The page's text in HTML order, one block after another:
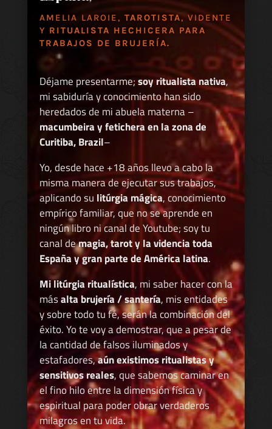
AMELIA LAROIE, TAROTISTA, VIDENTE
Y RITUALISTA HECHICERA PARA
TRABAJOS DE BRUJERÍA.
Déjame presentarme;soy ritualista nativa,
mi sabiduría y conocimiento han sido
heredados de mi abuela materna –
macumbeira y fetichera en la zona de
Curitiba, Brazil–
Yo, desde hace +18 años llevo a cabo la
misma manera de ejecutar sus trabajos,
aplicando su litúrgia mágica, conocimiento
empírico familiar, que no se aprende en
ningún libro ni canal de Youtube; soy tu
canal demagia, tarot y la videncia toda
España y gran parte de América latina.
Mi litúrgia ritualística, mi saber hacer con la
másalta brujería / santería, mis entidades
y sobre todo tu fé, serán la combinación del
éxito. Yo te voy a demostrar, que a pesar de
la cantidad de falsos iluminados y
estafadores,aún existimos ritualistas y
sensitivos reales, que sabemos caminar en
el fino hilo entre la dimensión física y
espiritual para poder obrar verdaderos
milagros en tu vida.